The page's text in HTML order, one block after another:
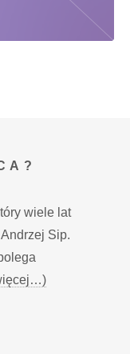
wiele lat
Sip.